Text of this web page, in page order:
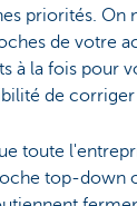
priorités.
de votre
à la fois pour
de
toute
top-down